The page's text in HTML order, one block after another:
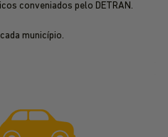
conveniados pelo DETRAN.
município.